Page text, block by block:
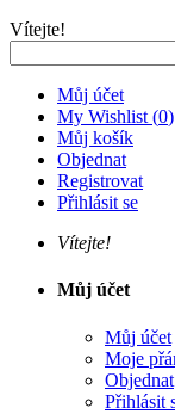
Vítejte!
Můj účet
My Wishlist (0)
Můj košík
Objednat
Registrovat
Přihlásit se
Vítejte!
Můj účet
Můj účet
Moje
Objednat
Přihlásit